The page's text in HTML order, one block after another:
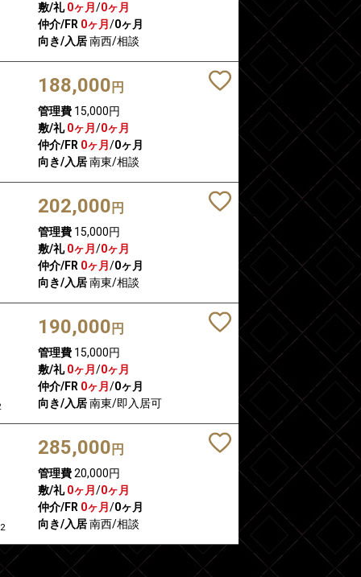
敷/礼 0ヶ月 /0ヶ月
仲介/FR 0ヶ月 /0ヶ月
向き/入居南西/相談
188,000 円
管理費15,000円
敷/礼 0ヶ月 /0ヶ月
仲介/FR 0ヶ月 /0ヶ月
向き/入居南東/相談
202,000 円
管理費15,000円
敷/礼 0ヶ月 /0ヶ月
仲介/FR 0ヶ月 /0ヶ月
向き/入居南東/相談
190,000 円
管理費15,000円
敷/礼 0ヶ月 /0ヶ月
仲介/FR 0ヶ月 /0ヶ月
向き/入居南東/即入居可
2
285,000 円
管理費20,000円
敷/礼 0ヶ月 /0ヶ月
仲介/FR 0ヶ月 /0ヶ月
向き/入居南西/相談